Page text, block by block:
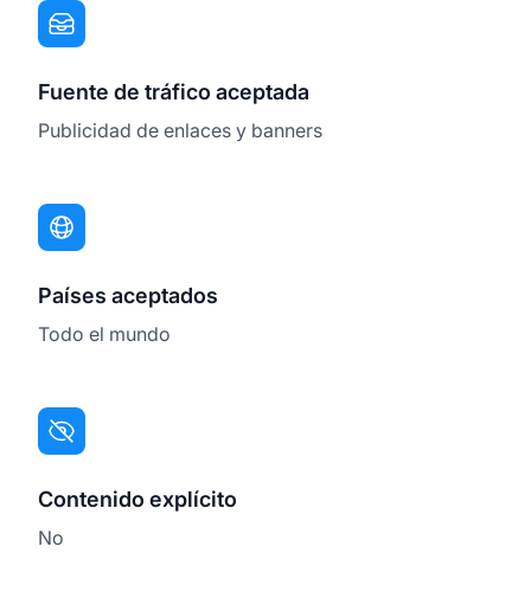
Fuente de tráfico aceptada
Publicidad de enlaces y banners
Países aceptados
Todo el mundo
Contenido explícito
No